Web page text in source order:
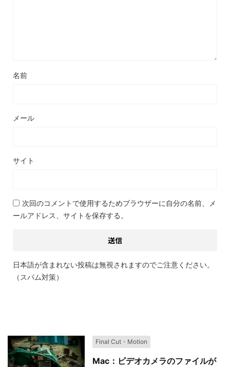
名前
メール
サイト
次回のコメントで使用するためブラウザーに自分の名前、メ
ールアドレス、サイトを保存する。
日本語が含まれない投稿は無視されますのでご注意ください。
（スパム対策）
Final Cut・Motion
Mac：ビデオカメラのファイルが